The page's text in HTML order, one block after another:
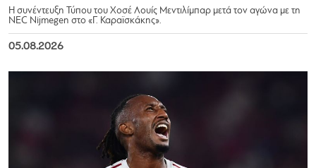
Η συνέντευξη Τύπου του Χοσέ Λουίς Μεντιλίμπαρ μετά τον αγώνα με τη
NEC Nijmegen στο «Γ. Καραϊσκάκης».
05.08.2026